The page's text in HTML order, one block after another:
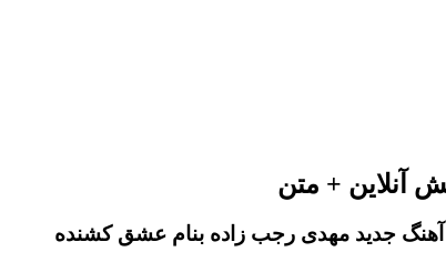
آنلاین + متن
آهنگ جدید مهدی رجب زادهبنام عشق کشنده